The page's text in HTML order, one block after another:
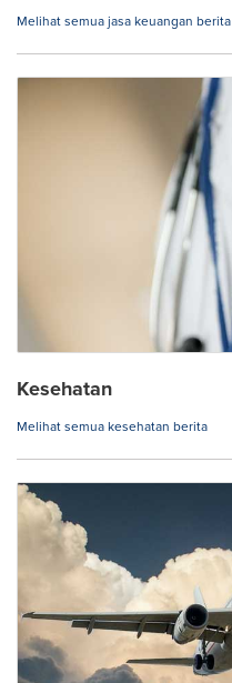
Melihat semua jasa keuangan berita
Kesehatan
Melihat semua kesehatan berita